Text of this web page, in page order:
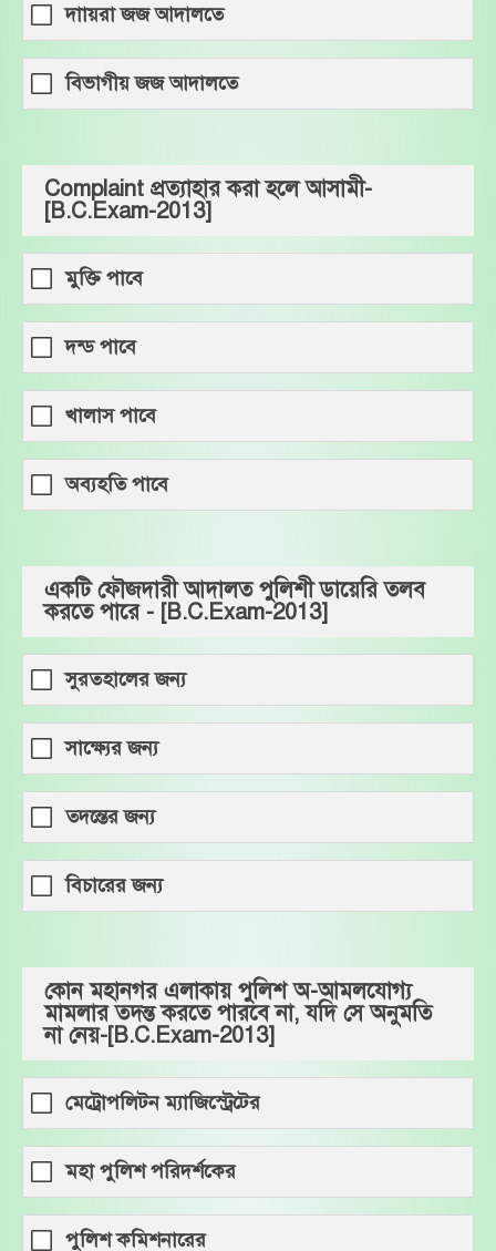
দাায়রা জজ আদালতে
বিভাগীয় জজ আদালতে
Complaint প্রত্যাহার করা হলে আসামী-
[B.C.Exam-2013]
মুক্তি পাবে
দন্ড পাবে
খালাস পাবে
অব্যহতি পাবে
একটি ফৌজদারী আদালত পুলিশী ডায়েরি তলব
করতে পারে - [B.C.Exam-2013]
সুরতহালের জন্য
সাক্ষ্যের জন্য
তদন্তের জন্য
বিচারের জন্য
কোন মহানগর এলাকায় পুলিশ অ-আমলযোগ্য
মামলার তদন্ত করতে পারবে না, যদি সে অনুমতি
না নেয়-[B.C.Exam-2013]
মেট্রোপলিটন ম্যাজিস্ট্রেটের
মহা পুলিশ পরিদর্শকের
পুলিশ কমিশনারের